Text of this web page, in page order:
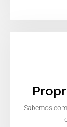
Sabemos